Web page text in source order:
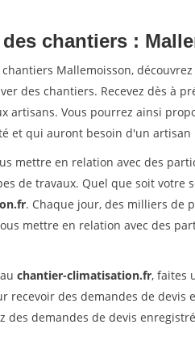
chantiers :
Mallemoisson,
des chantiers. Recevez dès à
artisans. Vous pourrez ainsi
et qui auront besoin d'un
mettre en relation avec des
de travaux. Quel que soit votre
. Chaque jour, des milliers de
mettre en relation avec des
chantier-climatisation.fr, faites
recevoir des demandes de devis
des demandes de devis